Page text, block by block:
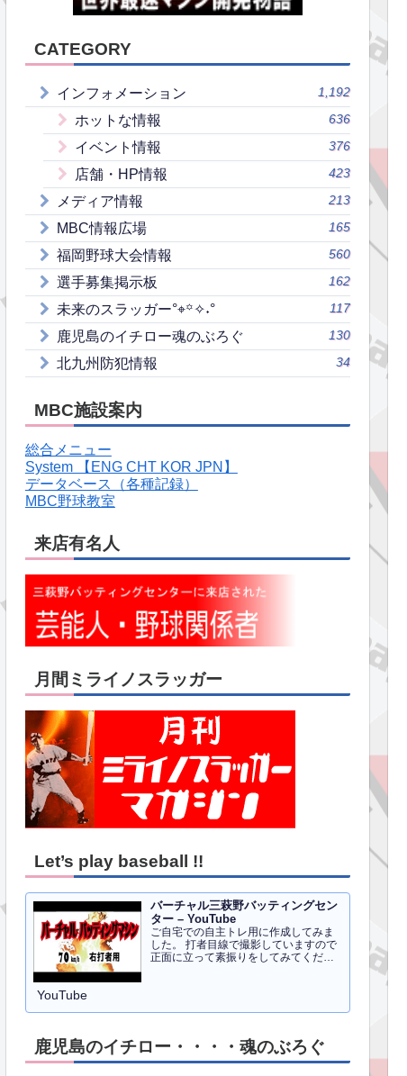
CATEGORY
インフォメーション 1,192
ホットな情報 636
イベント情報 376
店舗・HP情報 423
メディア情報 213
MBC情報広場 165
福岡野球大会情報 560
選手募集掲示板 162
未来のスラッガー°⌖꙳✧˖° 117
鹿児島のイチロー魂のぶろぐ 130
北九州防犯情報 34
MBC施設案内
総合メニュー
System 【ENG CHT KOR JPN】
データベース（各種記録）
MBC野球教室
来店有名人
月間ミライノスラッガー
Let’s play baseball !!
バーチャル三萩野バッティングセン
ター – YouTube
ご自宅での自主トレ用に作成してみま
した。 打者目線で撮影していますので
正面に立って素振りをしてみてくださ
YouTube
鹿児島のイチロー・・・・魂のぶろぐ